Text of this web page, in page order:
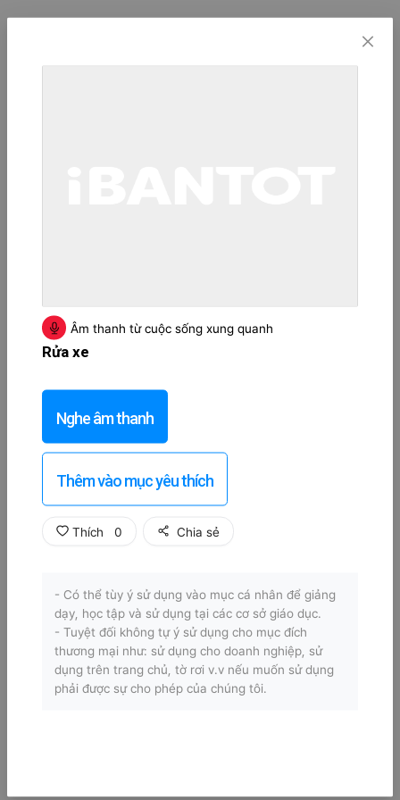
Âm thanh từ cuộc sống xung quanh
Rửa xe
Nghe âm thanh
Thêm vào mục yêu thích
Thích 0 Chia sẻ
- Có thể tùy ý sử dụng vào mục cá nhân để giảng
dạy, học tập và sử dụng tại các cơ sở giáo dục.
- Tuyệt đối không tự ý sử dụng cho mục đích
thương mại như: sử dụng cho doanh nghiệp, sử
dụng trên trang chủ, tờ rơi v.v nếu muốn sử dụng
phải được sự cho phép của chúng tôi.